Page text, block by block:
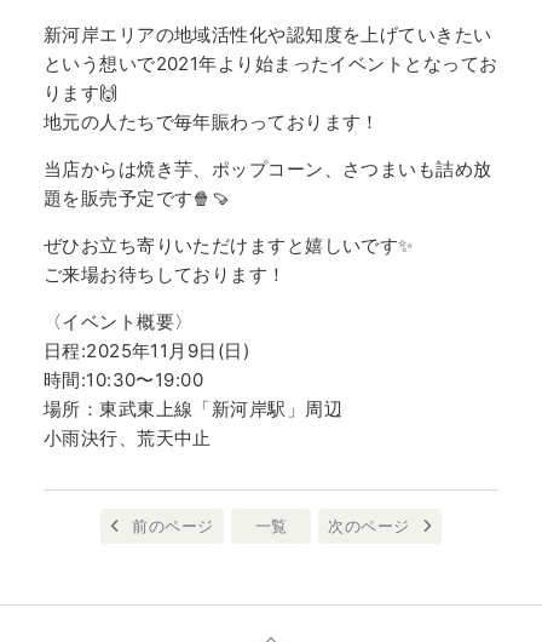
新河岸エリアの地域活性化や認知度を上げていきたい
という想いで2021年より始まったイベントとなってお
ります🙌
地元の人たちで毎年賑わっております！
当店からは焼き芋、ポップコーン、さつまいも詰め放
題を販売予定です🍿🍠
ぜひお立ち寄りいただけますと嬉しいです✨
ご来場お待ちしております！
〈イベント概要〉
日程:2025年11月9日(日)
時間:10:30〜19:00
場所：東武東上線「新河岸駅」周辺
小雨決行、荒天中止
前のページ 一覧 次のページ